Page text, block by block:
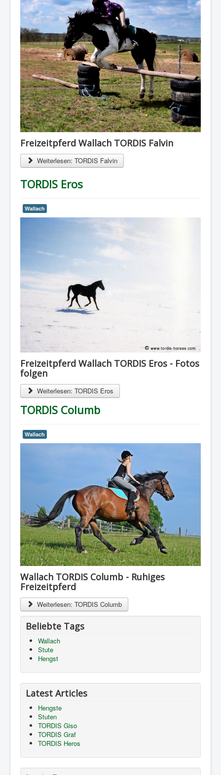
Freizeitpferd Wallach TORDIS Falvin
Weiterlesen: TORDIS Falvin
TORDIS Eros
Wallach
Freizeitpferd Wallach TORDIS Eros - Fotos
folgen
Weiterlesen: TORDIS Eros
TORDIS Columb
Wallach
Wallach TORDIS Columb - Ruhiges
Freizeitpferd
Weiterlesen: TORDIS Columb
Beliebte Tags
Wallach
Stute
Hengst
Latest Articles
Hengste
Stuten
TORDIS Giso
TORDIS Graf
TORDIS Heros